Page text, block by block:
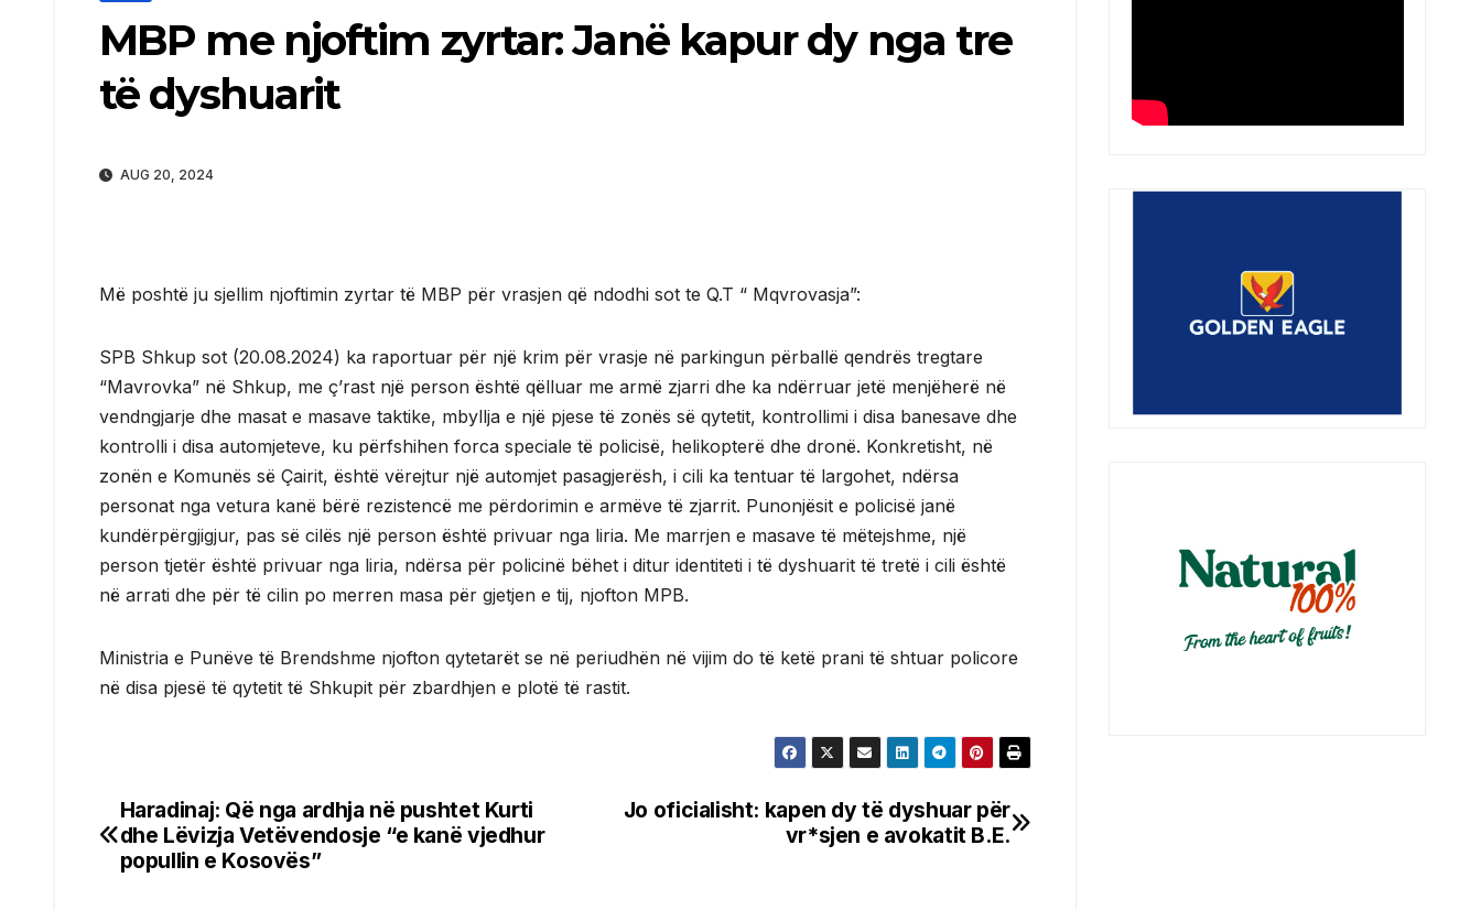
MBP me njoftim zyrtar: Janë kapur dy nga tre
të dyshuarit
AUG 20, 2024
Më poshtë ju sjellim njoftimin zyrtar të MBP për vrasjen që ndodhi sot te Q.T “ Mqvrovasja”:
SPB Shkup sot (20.08.2024) ka raportuar për një krim për vrasje në parkingun përballë qendrës tregtare
“Mavrovka” në Shkup, me ç’rast një person është qëlluar me armë zjarri dhe ka ndërruar jetë menjëherë në
vendngjarje dhe masat e masave taktike, mbyllja e një pjese të zonës së qytetit, kontrollimi i disa banesave dhe
kontrolli i disa automjeteve, ku përfshihen forca speciale të policisë, helikopterë dhe dronë. Konkretisht, në
zonën e Komunës së Çairit, është vërejtur një automjet pasagjerësh, i cili ka tentuar të largohet, ndërsa
personat nga vetura kanë bërë rezistencë me përdorimin e armëve të zjarrit. Punonjësit e policisë janë
kundërpërgjigjur, pas së cilës një person është privuar nga liria. Me marrjen e masave të mëtejshme, një
person tjetër është privuar nga liria, ndërsa për policinë bëhet i ditur identiteti i të dyshuarit të tretë i cili është
në arrati dhe për të cilin po merren masa për gjetjen e tij, njofton MPB.
Ministria e Punëve të Brendshme njofton qytetarët se në periudhën në vijim do të ketë prani të shtuar policore
në disa pjesë të qytetit të Shkupit për zbardhjen e plotë të rastit.
Post
navigation
Jo oficialisht: kapen dy të dyshuar për
vr*sjen e avokatit B.E.
Haradinaj: Që nga ardhja në pushtet Kurti
dhe Lëvizja Vetëvendosje “e kanë vjedhur
popullin e Kosovës”